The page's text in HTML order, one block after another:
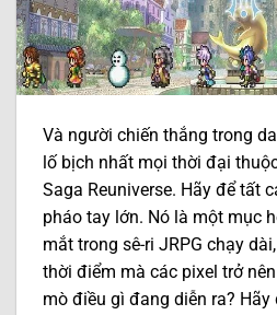
Và người chiến thắng trong
lố bịch nhất mọi thời đại
Saga Reuniverse. Hãy để tất
pháo tay lớn. Nó là một mục
mắt trong sê-ri JRPG chạy
thời điểm mà các pixel trở
mò điều gì đang diễn ra? Hãy